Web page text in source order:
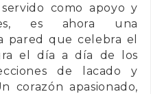
como apoyo y
es ahora una
pared que celebra el
el día a día de los
de lacado y
corazón apasionado,